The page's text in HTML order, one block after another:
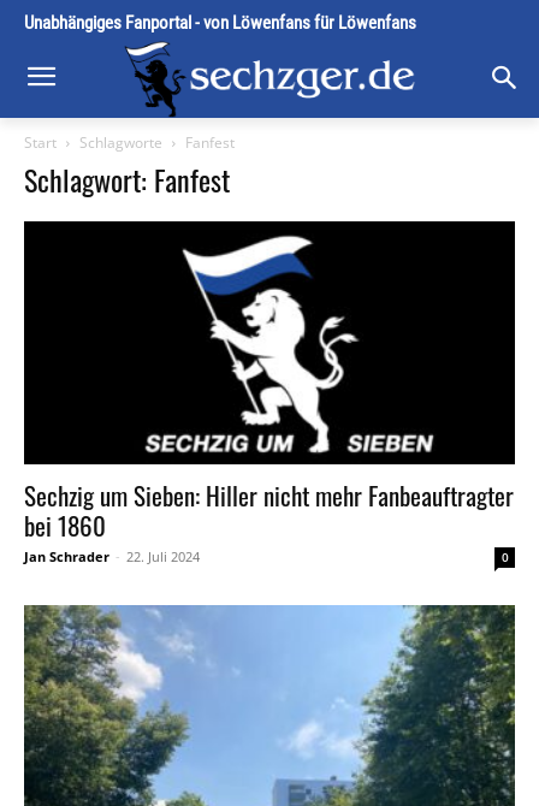
Unabhängiges Fanportal - von Löwenfans für Löwenfans
Start Schlagworte Fanfest
Schlagwort: Fanfest
Sechzig um Sieben: Hiller nicht mehr Fanbeauftragter
bei 1860
Jan Schrader - 22. Juli 2024 0